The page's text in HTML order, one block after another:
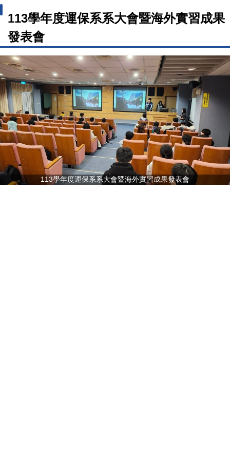
113學年度運保系系大會暨海外實習成果
發表會
113學年度運保系系大會暨海外實習成果發表會